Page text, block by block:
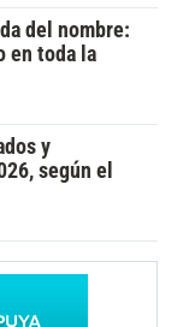
del nombre:
en toda la
y
según el